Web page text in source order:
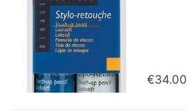
€34.00